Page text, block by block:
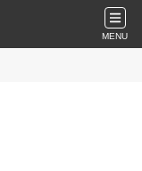
MENU